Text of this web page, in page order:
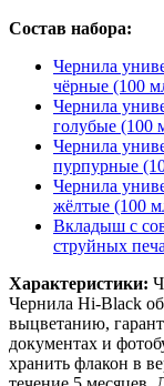
Состав набора:
Чернила
чёрные (100
Чернила
голубые (100
Чернила
пурпурные
Чернила
жёлтые (100
Вкладыш с
струйных
Характеристики:
Чернила Hi-Black
выцветанию,
документах и
хранить флакон в